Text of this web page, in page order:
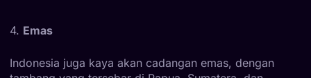
4. Emas
Indonesia juga kaya akan cadangan emas, dengan